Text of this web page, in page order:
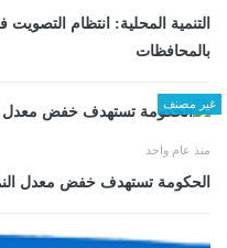
التنمية المحلية: انتظام
بالمحافظات
غير مصنف
منذ عام واحد
الحكومة تستهدف خفض معدل النمو السكانى